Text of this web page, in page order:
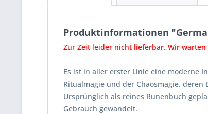
Produktinformationen
Zur Zeit leider nicht lieferbar. Wir
Es ist in aller erster Linie eine moderne
Ritualmagie und der Chaosmagie,
Ursprünglich als reines Runenbuch
Gebrauch gewandelt.